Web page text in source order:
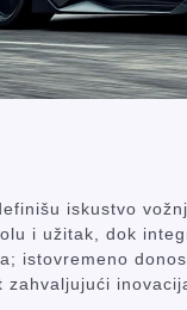
iskustvo
i užitak, dok
istovremeno
zahvaljujući